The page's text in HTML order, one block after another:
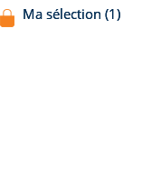
Ma sélection (1)